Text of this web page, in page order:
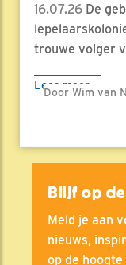
16.07.26 De
trouwe volger
Lees meer
Door Wim van
Blijf op
Meld je aan
nieuws,
op de